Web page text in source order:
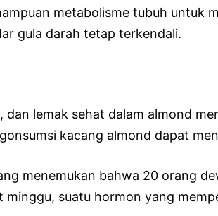
metabolisme tubuh untuk
gula darah tetap terkendali.
dan lemak sehat dalam almond
kacang almond dapat
menemukan bahwa 20 orang
minggu, suatu hormon yang